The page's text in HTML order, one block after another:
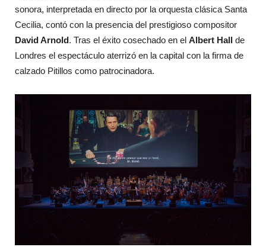
sonora, interpretada en directo por la orquesta clásica Santa
Cecilia, contó con la presencia del prestigioso compositor
David Arnold. Tras el éxito cosechado en el Albert Hall de
Londres el espectáculo aterrizó en la capital con la firma de
calzado Pitillos como patrocinadora.